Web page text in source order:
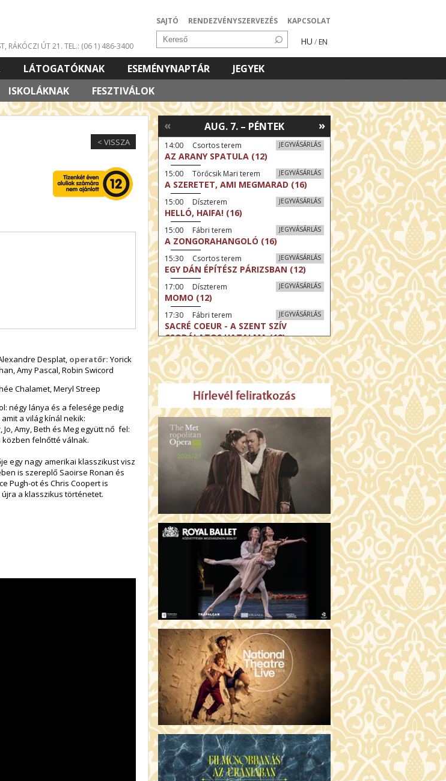
SAJTÓ RENDEZVÉNYSZERVEZÉS KAPCSOLAT
HU / EN
RÁKÓCZI ÚT 21. TEL.: (06 1) 486-3400
ISKOLÁKNAK FESZTIVÁLOK
LÁTOGATÓKNAK ESEMÉNYNAPTÁR
JEGYEK
< VISSZA
Desplat, operatőr: Yorick
Amy Pascal, Robin Swicord
Chalamet, Meryl Streep
négy lánya és a felesége pedig
a világ kínál nekik:
Amy, Beth és Meg együtt nő fel:
felnőtté válnak.
egy nagy amerikai klasszikust visz
is szereplő Saoirse Ronan és
Pugh-ot és Chris Coopert is
a klasszikus történetet.
»
AUG. 7. – PÉNTEK
«
JEGYVÁSÁRLÁS
14:00 Csortos terem
AZ ARANY SPATULA (12)
JEGYVÁSÁRLÁS
15:00 Törőcsik Mari terem
A SZERETET, AMI MEGMARAD (16)
JEGYVÁSÁRLÁS
15:00 Díszterem
HELLÓ, HAIFA! (16)
JEGYVÁSÁRLÁS
15:00 Fábri terem
A ZONGORAHANGOLÓ (16)
JEGYVÁSÁRLÁS
15:30 Csortos terem
EGY DÁN ÉPÍTÉSZ PÁRIZSBAN (12)
JEGYVÁSÁRLÁS
17:00 Díszterem
MOMO (12)
JEGYVÁSÁRLÁS
17:30 Fábri terem
SACRÉ COEUR - A SZENT SZÍV
CSODÁLATOS HATALMA (12)
JEGYVÁSÁRLÁS
17:30 Törőcsik Mari terem
SZERELMEM, MAROKKÓ (16)
JEGYVÁSÁRLÁS
17:30 Csortos terem
MOHÁCS – VILÁGOK HARCA (12)
JEGYVÁSÁRLÁS
19:00 Díszterem
ODÜSSZEIA (16)
19:30 Csortos terem
MEGHÍVÁS (16)
JEGYVÁSÁRLÁS
19:30 Fábri terem
KESERŰ KARÁCSONY (16)
JEGYVÁSÁRLÁS
20:00 Törőcsik Mari terem
AZ IDEGEN (16)